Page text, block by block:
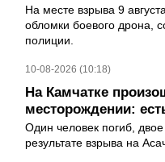
На месте взрыва 9
обломки боевого дрона,
полиции.
10-08-2026 (10:18)
На Камчатке
месторождении:
Один человек погиб,
результате взрыва на